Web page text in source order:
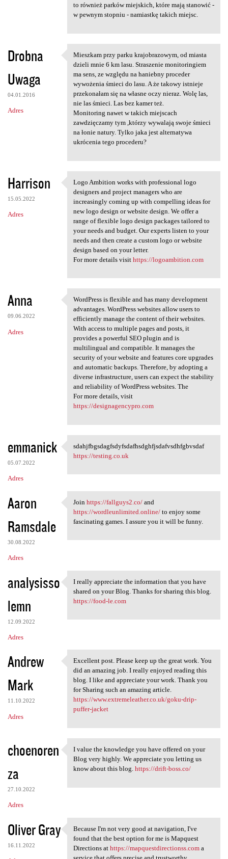
e
to również parków miejskich, które mają stanowić -
w pewnym stopniu - namiastkę takich miejsc.
Drobna
Uwaga
04.01.2016
Adres
Mieszkam przy parku
Mieszkam przy parku krajobrazowym, od miasta
dzieli mnie 6 km lasu. Straszenie monitoringiem
ma sens, ze względu na haniebny proceder
wywożenia śmieci do lasu. A że takowy istnieje
przekonałam się na własne oczy nieraz. Wolę las,
nie las śmieci. Las bez kamer też.
Monitoring nawet w takich miejscach
zawdzięczamy tym ,którzy wywalają swoje śmieci
na łonie natury. Tylko jaka jest alternatywa
ukrócenia tego procederu?
Harrison
15.05.2022
Adres
Logo Ambition works with
Logo Ambition works with professional logo
designers and project managers who are
increasingly coming up with compelling ideas for
new logo design or website design. We offer a
range of flexible logo design packages tailored to
your needs and budget. Our experts listen to your
needs and then create a custom logo or website
design based on your letter.
For more details visit https://logoambition.com
Anna
09.06.2022
Adres
WordPress is flexible and has
WordPress is flexible and has many development
advantages. WordPress websites allow users to
efficiently manage the content of their websites.
With access to multiple pages and posts, it
provides a powerful SEO plugin and is
multilingual and compatible. It manages the
security of your website and features core upgrades
and automatic backups. Therefore, by adopting a
diverse infrastructure, users can expect the stability
and reliability of WordPress websites. The
For more details, visit
https://designagencypro.com
emmanick
05.07.2022
Adres
sdahjfbgsdagfsdyfsdafhsdghfjs
sdahjfbgsdagfsdyfsdafhsdghfjsdafvsdhfgbvsdaf
https://testing.co.uk
Aaron
Ramsdale
30.08.2022
Adres
Join https://fallguys2.co/
Join https://fallguys2.co/and
https://wordleunlimited.online/to enjoy some
fascinating games. I assure you it will be funny.
analysisso
lemn
12.09.2022
Adres
I really appreciate the
I really appreciate the information that you have
shared on your Blog. Thanks for sharing this blog.
https://food-le.com
Andrew
Mark
11.10.2022
Adres
Excellent post. Please keep
Excellent post. Please keep up the great work. You
did an amazing job. I really enjoyed reading this
blog. I like and appreciate your work. Thank you
for Sharing such an amazing article.
https://www.extremeleather.co.uk/goku-drip-
puffer-jacket
choenoren
za
27.10.2022
Adres
I value the knowledge you
I value the knowledge you have offered on your
Blog very highly. We appreciate you letting us
know about this blog. https://drift-boss.co/
Oliver Gray
16.11.2022
Because I'm not very good at
Because I'm not very good at navigation, I've
found that the best option for me is Mapquest
Directions at https://mapquestdirectionss.coma